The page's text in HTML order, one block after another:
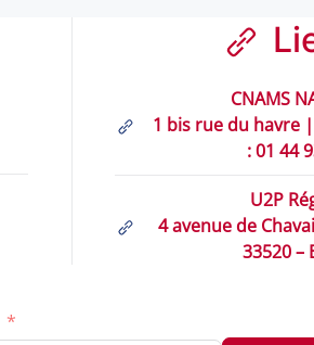
CNAMS
1 bis rue du havre
: 01 44
U2P
4 avenue de
33520 –